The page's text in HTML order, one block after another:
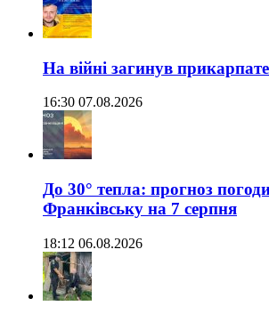
На війні загинув
16:30 07.08.2026
До 30° тепла: прогноз
Франківську на 7 серпня
18:12 06.08.2026